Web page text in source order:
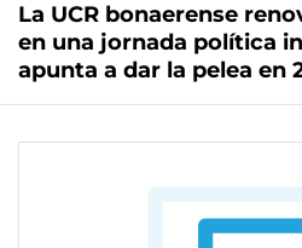
La UCR bonaerense
en una jornada política
apunta a dar la pelea en